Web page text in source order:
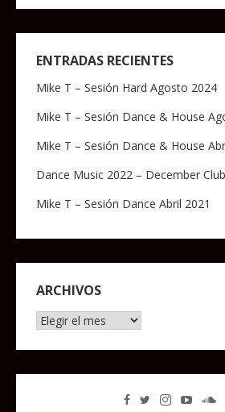
ENTRADAS RECIENTES
Mike T – Sesión Hard Agosto 2024
Mike T – Sesión Dance & House
Mike T – Sesión Dance & House
Dance Music 2022 – December
Mike T – Sesión Dance Abril 2021
ARCHIVOS
Archivos